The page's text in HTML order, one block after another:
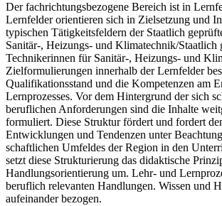
Der fachrichtungsbezogene Bereich ist in
Lernfelder orientieren sich in Zielsetzung und
typischen Tätigkeits­feldern der Staatlich
Sanitär-, Heizungs- und Klimatechnik/Staatlich
Technikerinnen für Sanitär-, Heizungs- und
Zielformulierungen innerhalb der Lern­felder
Qualifikationsstand und die Kompetenzen am
Lernprozesses. Vor dem Hintergrund der sich
beruflichen An­forderungen sind die Inhalte
formuliert. Diese Struktur fördert und fordert
Entwicklungen und Tendenzen unter
schaftlichen Umfeldes der Region in den
setzt diese Strukturierung das didaktische
Handlungsorientierung um. Lehr- und
beruflich relevanten Handlungen. Wissen und
aufeinander bezogen.